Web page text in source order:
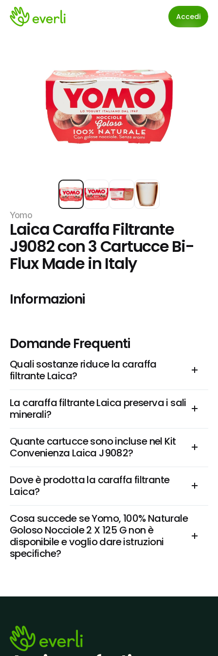
Accedi
Yomo
Laica Caraffa Filtrante
J9082 con 3 Cartucce Bi-
Flux Made in Italy
Informazioni
Domande Frequenti
Quali sostanze riduce la caraffa
filtrante Laica?
La caraffa filtrante Laica preserva i sali
minerali?
Quante cartucce sono incluse nel Kit
Convenienza Laica J9082?
Dove è prodotta la caraffa filtrante
Laica?
Cosa succede se Yomo, 100% Naturale
Goloso Nocciole 2 X 125 G non è
disponibile e voglio dare istruzioni
specifiche?